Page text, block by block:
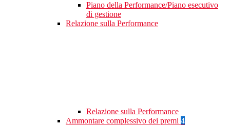
Piano della Performance/Piano esecutivo
di gestione
Relazione sulla Performance
Relazione sulla Performance
Ammontare complessivo dei premi 4